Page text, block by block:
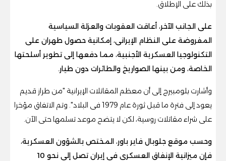
بذلك على الإطلاق.
على الجانب الآخر، أعاقت العقوبات والعزلة السياسية
المفروضة على النظام الإيرانى، إمكانية حصول طهران على
التكنولوجيا العسكرية الأجنبية، مما دفعها إلى تطوير أسلحتها
الخاصة، ومن بينها الصواريخ والطائرات دون طيار.
وأشارت بلومبيرج إلى أن معظم المقاتلات الإيرانية "من طراز قديم
يعود إلى فترة ما قبل ثورة عام 1979 فى البلاد". وتم الاتفاق مؤخرا
على شراء مقاتلات روسية، لكن لا يتضح موعد تسلمها حتى الآن.
وحسب موقع جلوبال فاير باور، المختص بالشؤون العسكرية،
فإن ميزانية الإنفاق العسكرى فى إيران تصل إلى نحو 10